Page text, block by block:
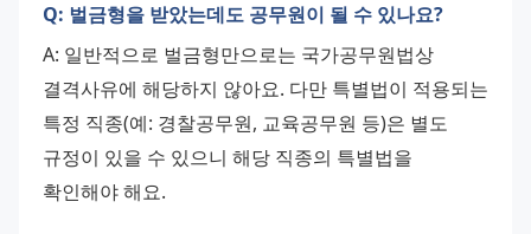
Q: 벌금형을 받았는데도 공무원이 될 수 있나요?
A: 일반적으로 벌금형만으로는 국가공무원법상
결격사유에 해당하지 않아요. 다만 특별법이 적용되는
특정 직종(예: 경찰공무원, 교육공무원 등)은 별도
규정이 있을 수 있으니 해당 직종의 특별법을
확인해야 해요.